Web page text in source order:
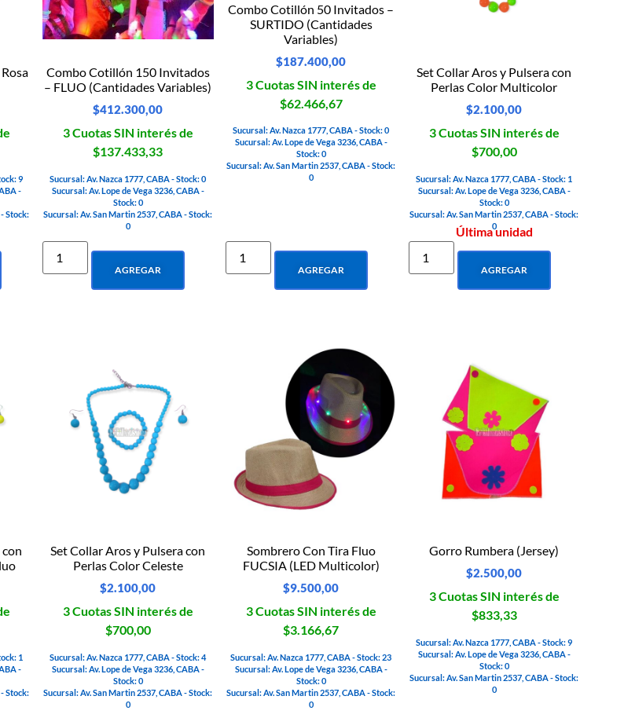
9
-
Stock:
Combo Cotillón 150 Invitados
– FLUO (Cantidades Variables)
$412.300,00
3 Cuotas SIN interés de
$137.433,33
Sucursal: Av. Nazca 1777, CABA - Stock: 0
Sucursal: Av. Lope de Vega 3236, CABA -
Stock: 0
Sucursal: Av. San Martin 2537, CABA - Stock:
0
AGREGAR
Combo Cotillón 50 Invitados –
SURTIDO (Cantidades
Variables)
$187.400,00
3 Cuotas SIN interés de
$62.466,67
Sucursal: Av. Nazca 1777, CABA - Stock: 0
Sucursal: Av. Lope de Vega 3236, CABA -
Stock: 0
Sucursal: Av. San Martin 2537, CABA - Stock:
0
AGREGAR
Set Collar Aros y Pulsera con
Perlas Color Multicolor
$2.100,00
3 Cuotas SIN interés de
$700,00
Sucursal: Av. Nazca 1777, CABA - Stock: 1
Sucursal: Av. Lope de Vega 3236, CABA -
Stock: 0
Sucursal: Av. San Martin 2537, CABA - Stock:
0
Última unidad
AGREGAR
1
-
Stock:
Set Collar Aros y Pulsera con
Perlas Color Celeste
$2.100,00
3 Cuotas SIN interés de
$700,00
Sucursal: Av. Nazca 1777, CABA - Stock: 4
Sucursal: Av. Lope de Vega 3236, CABA -
Stock: 0
Sucursal: Av. San Martin 2537, CABA - Stock:
0
Sombrero Con Tira Fluo
FUCSIA (LED Multicolor)
$9.500,00
3 Cuotas SIN interés de
$3.166,67
Sucursal: Av. Nazca 1777, CABA - Stock: 23
Sucursal: Av. Lope de Vega 3236, CABA -
Stock: 0
Sucursal: Av. San Martin 2537, CABA - Stock:
0
Gorro Rumbera (Jersey)
$2.500,00
3 Cuotas SIN interés de
$833,33
Sucursal: Av. Nazca 1777, CABA - Stock: 9
Sucursal: Av. Lope de Vega 3236, CABA -
Stock: 0
Sucursal: Av. San Martin 2537, CABA - Stock:
0